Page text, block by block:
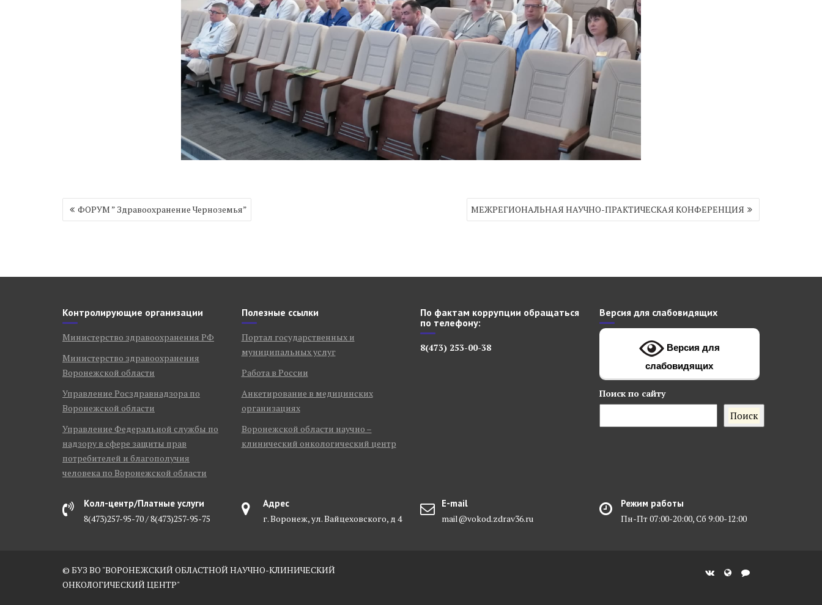
Навигация
по
ФОРУМ ” Здравоохранение Черноземья” МЕЖРЕГИОНАЛЬНАЯ НАУЧНО-ПРАКТИЧЕСКАЯ КОНФЕРЕНЦИЯ
Контролирующие организации
Министерство здравоохранения РФ
Министерство здравоохранения
Воронежской области
Управление Росздравнадзора по
Воронежской области
Управление Федеральной службы по
надзору в сфере защиты прав
потребителей и благополучия
человека по Воронежской области
Полезные ссылки
Портал государственных и
муниципальных услуг
Работа в России
Анкетирование в медицинских
организациях
Воронежской области научно –
клинический онкологический центр
По фактам коррупции обращаться
по телефону:
8(473) 253-00-38
Версия для слабовидящих
Версия для
слабовидящих
Поискпо сайту
Поиск
Колл-центр/Платные услуги
8(473)257-95-70 / 8(473)257-95-75
Адрес
г. Воронеж, ул. Вайцеховского, д 4
E-mail
mail@vokod.zdrav36.ru
Режим работы
Пн-Пт 07:00-20:00, Сб 9:00-12:00
© БУЗ ВО "ВОРОНЕЖСКИЙ ОБЛАСТНОЙ НАУЧНО-КЛИНИЧЕСКИЙ
ОНКОЛОГИЧЕСКИЙ ЦЕНТР"